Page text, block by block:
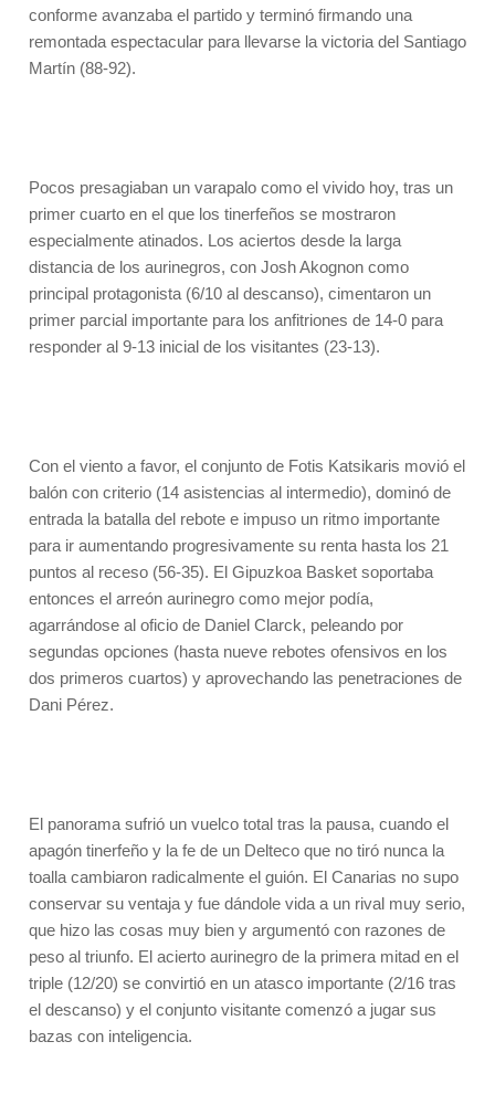
conforme avanzaba el partido y terminó firmando una
remontada espectacular para llevarse la victoria del Santiago
Martín (88-92).
Pocos presagiaban un varapalo como el vivido hoy, tras un
primer cuarto en el que los tinerfeños se mostraron
especialmente atinados. Los aciertos desde la larga
distancia de los aurinegros, con Josh Akognon como
principal protagonista (6/10 al descanso), cimentaron un
primer parcial importante para los anfitriones de 14-0 para
responder al 9-13 inicial de los visitantes (23-13).
Con el viento a favor, el conjunto de Fotis Katsikaris movió el
balón con criterio (14 asistencias al intermedio), dominó de
entrada la batalla del rebote e impuso un ritmo importante
para ir aumentando progresivamente su renta hasta los 21
puntos al receso (56-35). El Gipuzkoa Basket soportaba
entonces el arreón aurinegro como mejor podía,
agarrándose al oficio de Daniel Clarck, peleando por
segundas opciones (hasta nueve rebotes ofensivos en los
dos primeros cuartos) y aprovechando las penetraciones de
Dani Pérez.
El panorama sufrió un vuelco total tras la pausa, cuando el
apagón tinerfeño y la fe de un Delteco que no tiró nunca la
toalla cambiaron radicalmente el guión. El Canarias no supo
conservar su ventaja y fue dándole vida a un rival muy serio,
que hizo las cosas muy bien y argumentó con razones de
peso al triunfo. El acierto aurinegro de la primera mitad en el
triple (12/20) se convirtió en un atasco importante (2/16 tras
el descanso) y el conjunto visitante comenzó a jugar sus
bazas con inteligencia.